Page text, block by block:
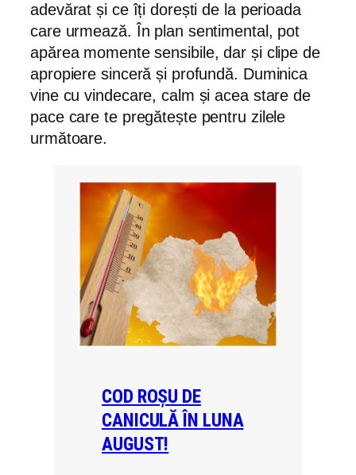
adevărat și ce îți dorești de la perioada
care urmează. În plan sentimental, pot
apărea momente sensibile, dar și clipe de
apropiere sinceră și profundă. Duminica
vine cu vindecare, calm și acea stare de
pace care te pregătește pentru zilele
următoare.
COD ROȘU DE
CANICULĂ ÎN LUNA
AUGUST!